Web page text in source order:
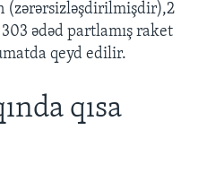
(zərərsizləşdirilmişdir),2
ədəd partlamış raket
qeyd edilir.
qısa